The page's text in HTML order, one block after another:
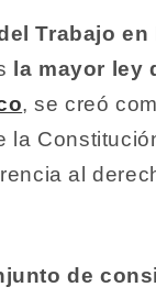
Trabajo en
la mayor ley
, se creó
la
al
de